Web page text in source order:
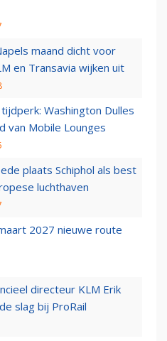
maand dicht voor
en Transavia wijken uit
Washington Dulles
van Mobile Lounges
plaats Schiphol als best
luchthaven
2027 nieuwe route
directeur KLM Erik
slag bij ProRail